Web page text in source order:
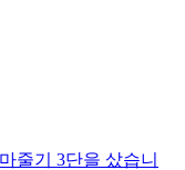
줄기 3단을 샀습니